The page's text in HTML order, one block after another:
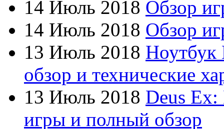
Everest(17)
Firtech(2)
Flyper(1)
Foxconn(1)
Fujitsu(22)
14 Июль 2018 Обзор
14 Июль 2018 Обзор
13 Июль 2018 Ноутбук
обзор и технические
13 Июль 2018 Deus
игры и полный обзор